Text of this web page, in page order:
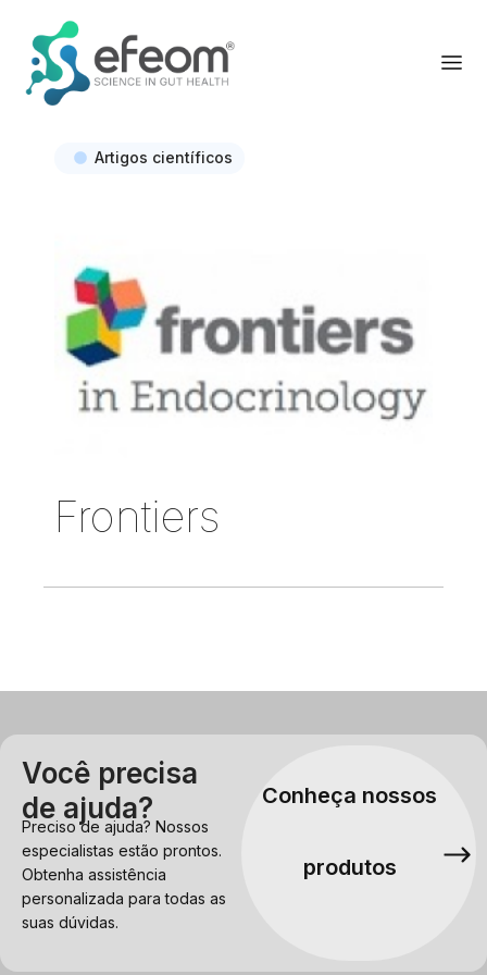
Artigos científicos
Frontiers
Você precisa
de ajuda?
Preciso de ajuda? Nossos
especialistas estão prontos.
Obtenha assistência
personalizada para todas as
suas dúvidas.
Conheça nossos
produtos